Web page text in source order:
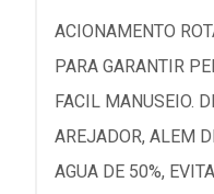
ACIONAMENTO
PARA GARANTIR
FACIL MANUSEIO.
AREJADOR, ALEM
AGUA DE 50%,